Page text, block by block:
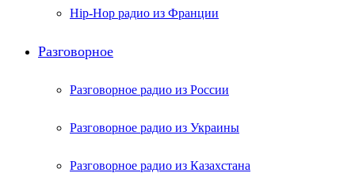
Hip-Hop радио из Франции
Разговорное
Разговорное радио из России
Разговорное радио из Украины
Разговорное радио из Казахстана